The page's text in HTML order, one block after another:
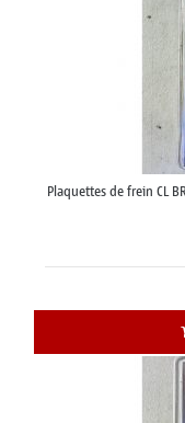
Plaquettes de frein CL